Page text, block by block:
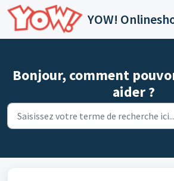
Passer au contenu principal
Bonjour, comment
aider ?